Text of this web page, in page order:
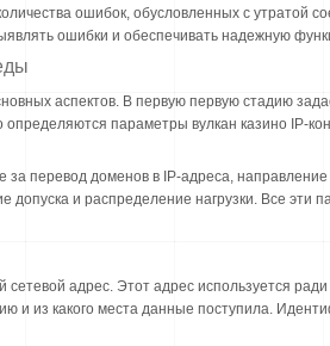
ошибок, обусловленных с утратой
ошибки и обеспечивать надежную
аспектов. В первую первую стадию
определяются параметры вулкан казино IP-
перевод доменов в IP-адреса,
допуска и распределение нагрузки. Все
адрес. Этот адрес используется
из какого места данные поступила.